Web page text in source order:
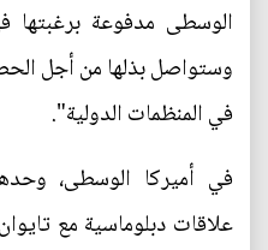
الوسطى مدفوعة
وستواصل بذلها من أجل
في المنظمات الدولية".
في أميركا الوسطى،
علاقات دبلوماسية مع